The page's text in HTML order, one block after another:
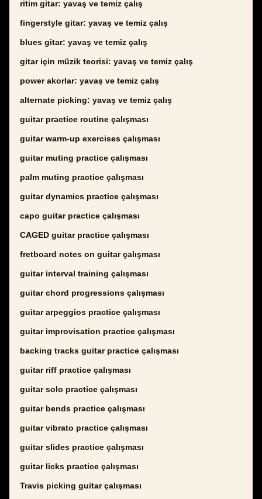
ritim gitar: yavaş ve temiz çalış
fingerstyle gitar: yavaş ve temiz çalış
blues gitar: yavaş ve temiz çalış
gitar için müzik teorisi: yavaş ve temiz çalış
power akorlar: yavaş ve temiz çalış
alternate picking: yavaş ve temiz çalış
guitar practice routine çalışması
guitar warm-up exercises çalışması
guitar muting practice çalışması
palm muting practice çalışması
guitar dynamics practice çalışması
capo guitar practice çalışması
CAGED guitar practice çalışması
fretboard notes on guitar çalışması
guitar interval training çalışması
guitar chord progressions çalışması
guitar arpeggios practice çalışması
guitar improvisation practice çalışması
backing tracks guitar practice çalışması
guitar riff practice çalışması
guitar solo practice çalışması
guitar bends practice çalışması
guitar vibrato practice çalışması
guitar slides practice çalışması
guitar licks practice çalışması
Travis picking guitar çalışması